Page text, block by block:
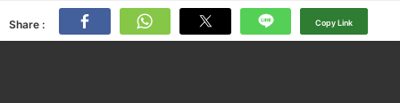
Share : Copy Link